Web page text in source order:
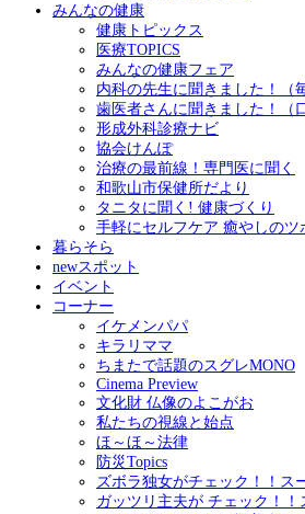
みんなの健康
健康トピックス
医療TOPICS
みんなの健康フェア
内科の先生に聞きました！（
歯医者さんに聞きました！（
形成外科診療ナビ
協会けんぽ
治療の最前線！専門医に聞く
和歌山市保健所だより
タニタに聞く! 健康づくり
手軽にセルフケア 癒やしのツ
暮らそら
newスポット
イベント
コーナー
イケメンパパ
キラリママ
ちまたで話題のスグレMONO
Cinema Preview
文化財 仏像のよこがお
私たちの視線と始点
ほ～ほ～法律
防災Topics
ズボラ独女がチェック！！ス
ガッツリ主夫が チェック！！